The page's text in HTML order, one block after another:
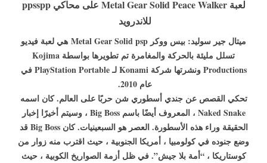
لعبة Metal Gear Solid Peace Walker على محاكي ppsspp
للاندرويد
ميتال جير سوليد: بيس ووكر Metal Gear Solid psp
هي لعبة فيديو
تسلل مليئة بالحركة والمغامرة تم تطويرها بواسطة Kojima
Productions ونشرتها شركة Konami لـ PlayStation Portable في
عام 2010.
تحكي القصص عن جندي أسطوري شن حربًا على العالم. كان اسمه
Naked Snake ، المعروف أيضًا باسم Big Boss ، وسيتم أخيرًا إخبار
الحقيقة وراء هذه الأسطورة. العصر هو السبعينيات. كان Big Boss قد
وضع جنوده في كولومبيا ، أمريكا الجنوبية ، حيث اقترب منه زوار من
كوستاريكا ، “أمة بلا جيش”. في ظل أزمة الصواريخ الكوبية ، حيث